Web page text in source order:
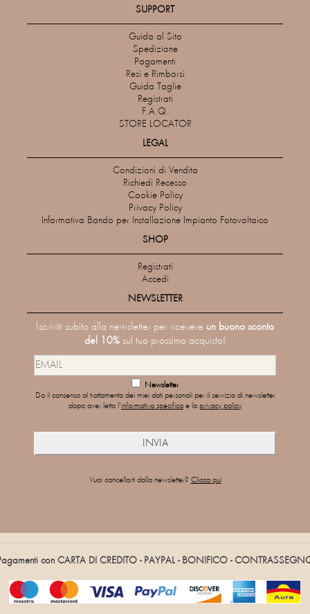
SUPPORT
Guida al Sito
Spedizione
Pagamenti
Resi e Rimborsi
Guida Taglie
Registrati
F.A.Q.
STORE LOCATOR
LEGAL
Condizioni di Vendita
Richiedi Recesso
Cookie Policy
Privacy Policy
Informativa Bando per Installazione Impianto Fotovoltaico
SHOP
Registrati
Accedi
NEWSLETTER
Iscriviti subito alla newsletter per ricevere un buono sconto
del 10% sul tuo prossimo acquisto!
Newsletter
Do il consenso al trattamento dei miei dati personali per il servizio di newsletter
dopo aver letto l'informativa specifica e la privacy policy
Vuoi cancellarti dalla newsletter? Clicca qui
con CARTA DI CREDITO - PAYPAL - BONIFICO -